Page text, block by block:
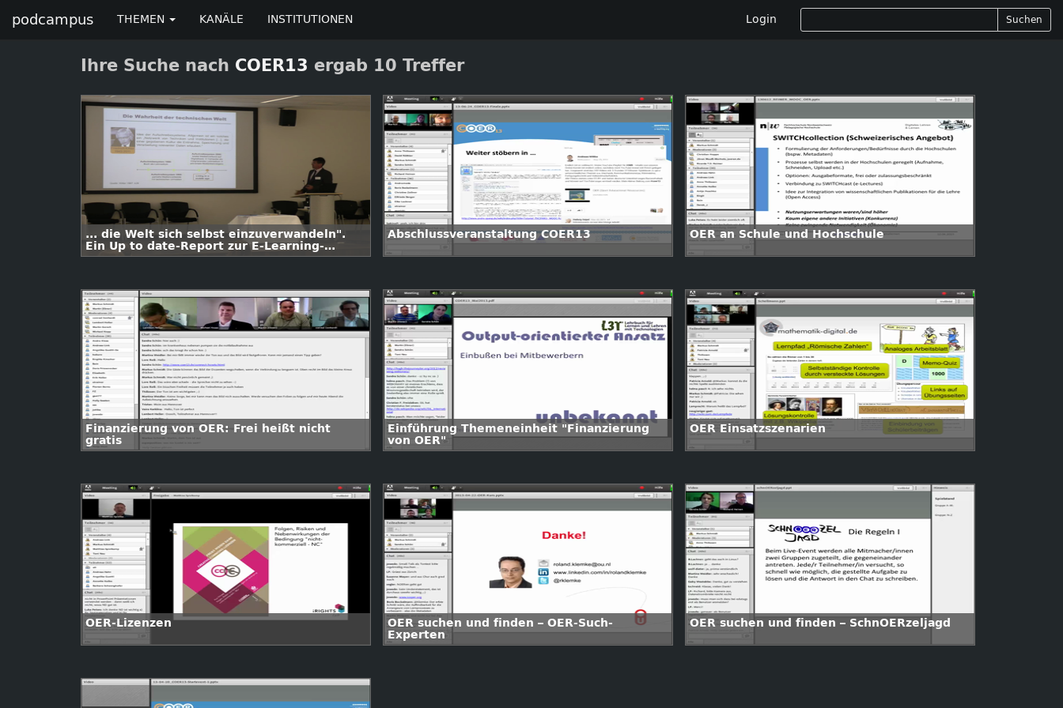
podcampus THEMEN KANÄLE INSTITUTIONEN Login Suchen
Ihre Suche nach COER13 ergab 10 Treffer
... die Welt sich selbst einzuverwandeln".
Ein Up to date-Report zur E-Learning-
Entwicklung an Hochschulen
Abschlussveranstaltung COER13 OER an Schule und Hochschule
Finanzierung von OER: Frei heißt nicht
gratis
Einführung Themeneinheit "Finanzierung
von OER"
OER Einsatzszenarien
OER-Lizenzen
OER suchen und finden – OER-Such-
Experten
OER suchen und finden – SchnOERzeljagd